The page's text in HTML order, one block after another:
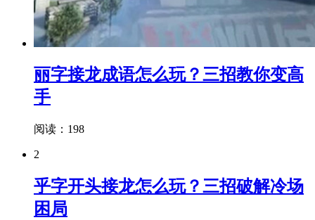
丽字接龙成语怎么玩？三招教你变高
手
阅读：198
2
乎字开头接龙怎么玩？三招破解冷场
困局